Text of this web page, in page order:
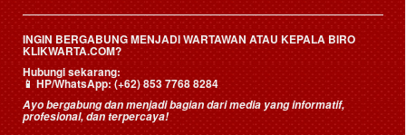
INGIN BERGABUNG MENJADI WARTAWAN ATAU KEPALA BIRO
KLIKWARTA.COM?
Hubungi sekarang:
📱HP/WhatsApp:(+62) 853 7768 8284
Ayo bergabung dan menjadi bagian dari media yang informatif,
profesional, dan terpercaya!